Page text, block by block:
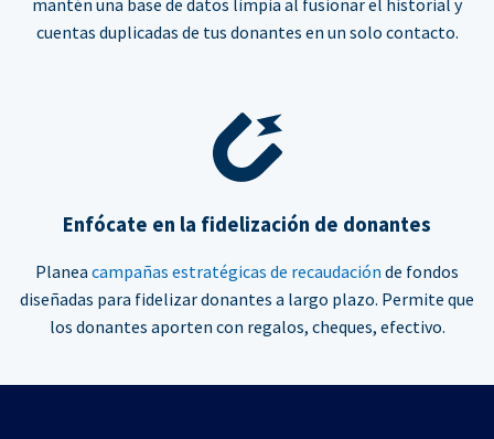
cuentas duplicadas de tus donantes en un solo contacto.
Enfócate en la fidelización de donantes
Planea campañas estratégicas de recaudación de fondos
diseñadas para fidelizar donantes a largo plazo. Permite que
los donantes aporten con regalos, cheques, efectivo.